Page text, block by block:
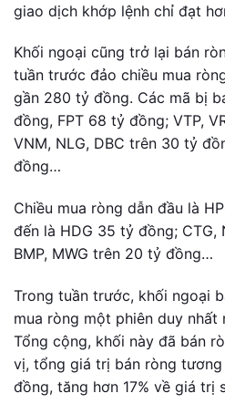
giao dịch khớp lệnh chỉ đạt
Khối ngoại cũng trở lại bán
tuần trước đảo chiều mua
gần 280 tỷ đồng. Các mã bị
đồng, FPT 68 tỷ đồng; VTP,
VNM, NLG, DBC trên 30 tỷ
đồng…
Chiều mua ròng dẫn đầu là
đến là HDG 35 tỷ đồng; CTG,
BMP, MWG trên 20 tỷ đồng…
Trong tuần trước, khối ngoại
mua ròng một phiên duy nhất
Tổng cộng, khối này đã bán
vị, tổng giá trị bán ròng
đồng, tăng hơn 17% về giá trị